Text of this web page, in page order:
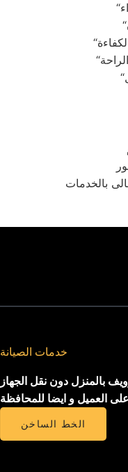
بالخدمات
خدمات الصيانة
بالمنزل دون نقل الجهاز
العميل و ايضا للمحافظة
الخط الساخن